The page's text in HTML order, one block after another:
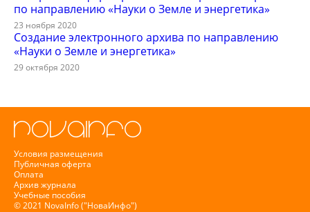
по направлению «Науки о Земле и энергетика»
23 ноября 2020
Создание электронного архива по направлению
«Науки о Земле и энергетика»
29 октября 2020
Условия размещения
Публичная оферта
Оплата
Архив журнала
Учебные пособия
© 2021 NovaInfo ("НоваИнфо")